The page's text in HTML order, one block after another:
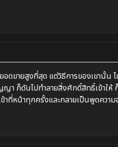
อดขายสูงที่สุด แต่วิธีการของเขานั้น
ก็ดันไปทำลายสิ่งศักดิ์สิทธิ์เข้าให้
ข้าที่หน้าทุกครั้งและกลายเป็นพูดคว